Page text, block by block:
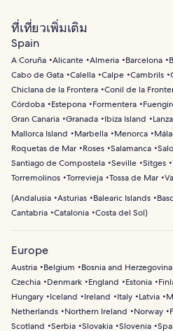
ที่เที่ยวเพิ่มเติม
Spain
A Coruña Alicante Almeria Barcelona
Cabo de Gata Calella Calpe Cambrils
Chiclana de la Frontera Conil de la
Córdoba
Estepona Formentera
Gran Canaria Granada Ibiza Island
Mallorca Island
Marbella Menorca
Roquetas de Mar
Roses Salamanca
Santiago de Compostela Seville Sitges
Torremolinos Torrevieja Tossa de Mar
(Andalusia Asturias Balearic Islands
Cantabria Catalonia Costa del Sol)
Europe
Austria Belgium Bosnia and Herzegovina
Czechia
Denmark England Estonia
Hungary
Iceland Ireland Italy Latvia
Netherlands
Northern Ireland Norway
Scotland
Serbia Slovakia Slovenia